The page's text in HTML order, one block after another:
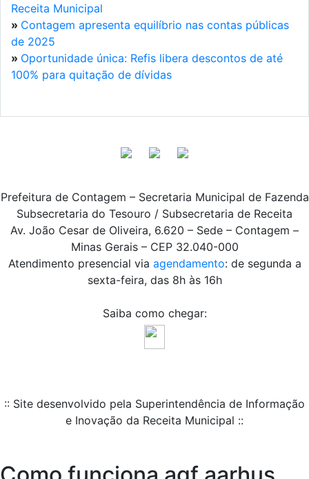
Receita Municipal
» Contagem apresenta equilíbrio nas contas públicas
de 2025
» Oportunidade única: Refis libera descontos de até
100% para quitação de dívidas
Prefeitura de Contagem – Secretaria Municipal de Fazenda
Subsecretaria do Tesouro / Subsecretaria de Receita
Av. João Cesar de Oliveira, 6.620 – Sede – Contagem –
Minas Gerais – CEP 32.040-000
Atendimento presencial via agendamento: de segunda a
sexta-feira, das 8h às 16h
Saiba como chegar:
:: Site desenvolvido pela Superintendência de Informação
e Inovação da Receita Municipal ::